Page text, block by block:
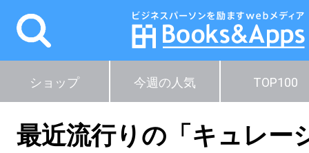
ショップ 今週の人気 TOP100
最近流行りの「キュレー